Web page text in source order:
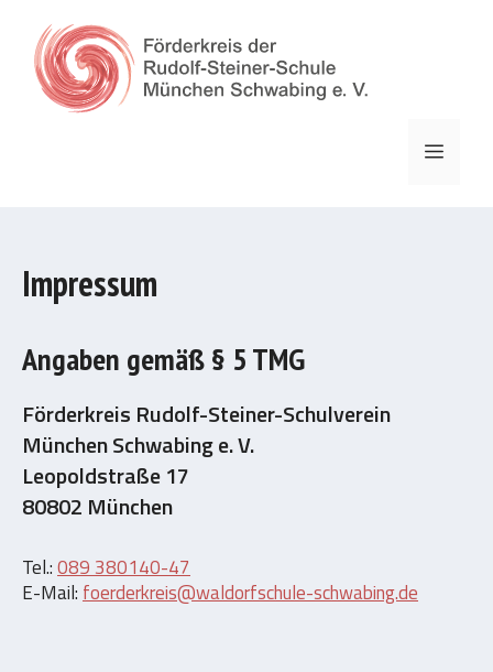
Inhalt
springen
Menü
Impressum
Angaben gemäß § 5 TMG
Förderkreis Rudolf-Steiner-Schulverein
München Schwabing e. V.
Leopoldstraße 17
80802 München
Tel.:089 380140-47
E-Mail:foerderkreis@waldorfschule-schwabing.de